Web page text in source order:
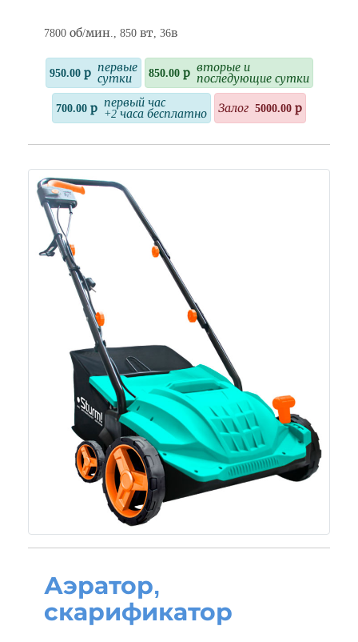
7800 об/мин., 850 вт, 36в
950.00 р первые
сутки
850.00 р вторые и
последующие сутки
700.00 р первый час
+2 часа бесплатно
Залог 5000.00 р
Аэратор,
скарификатор